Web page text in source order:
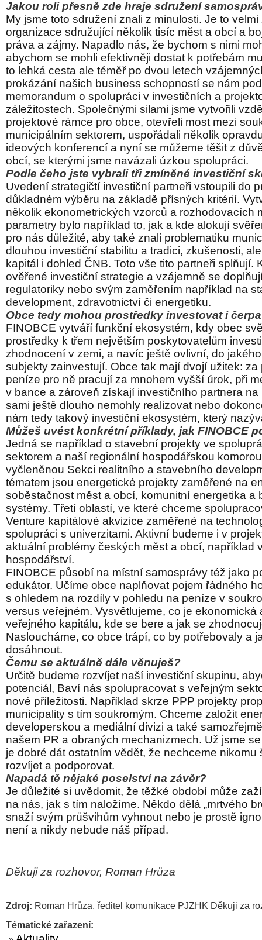
Jakou roli přesně zde hraje sdružení
My jsme toto sdružení znali z minulosti. Je to velmi
organizace sdružující několik tisíc měst a obcí a
práva a zájmy. Napadlo nás, že bychom s nimi
abychom se mohli efektivněji dostat k potřebám
to lehká cesta ale téměř po dvou letech
prokázání našich business schopností se nám
memorandum o spolupráci v investičních a
záležitostech. Společnými silami jsme vytvořili
projektové rámce pro obce, otevřeli most mezi
municipálním sektorem, uspořádali několik
ideových konferencí a nyní se můžeme těšit z
obcí, se kterými jsme navázali úzkou spolupráci.
Podle čeho jste vybrali tři zmíněné investiční
Uvedení strategičtí investiční partneři vstoupili do
důkladném výběru na základě přísných kritérií.
několik ekonometrických vzorců a rozhodovacích
parametry bylo například to, jak a kde alokují
pro nás důležité, aby také znali problematiku
dlouhou investiční stabilitu a tradici, zkušenosti,
kapitál i dohled ČNB. Toto vše tito partneři splňují.
ověřené investiční strategie a vzájemně se
regulatoriky nebo svým zaměřením například na
development, zdravotnictví či energetiku.
Obce tedy mohou prostředky investovat i
FINOBCE vytváří funkční ekosystém, kdy obec
prostředky k třem největším poskytovatelům
zhodnocení v zemi, a navíc ještě ovlivní, do
subjekty zainvestují. Obce tak mají dvojí užitek: za
peníze pro ně pracují za mnohem vyšší úrok, při
v bance a zároveň získají investičního partnera na
sami ještě dlouho nemohly realizovat nebo
nám tedy takový investiční ekosystém, který
Můžeš uvést konkrétní příklady, jak FINOBCE
Jedná se například o stavební projekty ve
sektorem a naší regionální hospodářskou
vyčleněnou Sekci realitního a stavebního
tématem jsou energetické projekty zaměřené na
soběstačnost měst a obcí, komunitní energetika a
systémy. Třetí oblastí, ve které chceme
Venture kapitálové akvizice zaměřené na
spolupráci s univerzitami. Aktivní budeme i v
aktuální problémy českých měst a obcí, například
hospodářství.
FINOBCE působí na místní samosprávy též jako
edukátor. Učíme obce naplňovat pojem řádného
s ohledem na rozdíly v pohledu na peníze v
versus veřejném. Vysvětlujeme, co je ekonomická
veřejného kapitálu, kde se bere a jak se
Nasloucháme, co obce trápí, co by potřebovaly a
dosáhnout.
Čemu se aktuálně dále věnuješ?
Určitě budeme rozvíjet naší investiční skupinu,
potenciál, Baví nás spolupracovat s veřejným
nové příležitosti. Například skrze PPP projekty
municipality s tím soukromým. Chceme založit
developerskou a mediální divizi a také
našem PR a obraných mechanizmech. Už jsme
je dobré dát ostatním vědět, že nechceme nikomu
rozvíjet a podporovat.
Napadá tě nějaké poselství na závěr?
Je důležité si uvědomit, že těžké období může
na nás, jak s tím naložíme. Někdo dělá „mrtvého
snaží svým průšvihům vyhnout nebo je prostě
není a nikdy nebude náš případ.
Děkuji za rozhovor, Roman Hrůza
Zdroj: Roman Hrůza, ředitel komunikace PJZHK Děkuji za
Tématické zařazení: